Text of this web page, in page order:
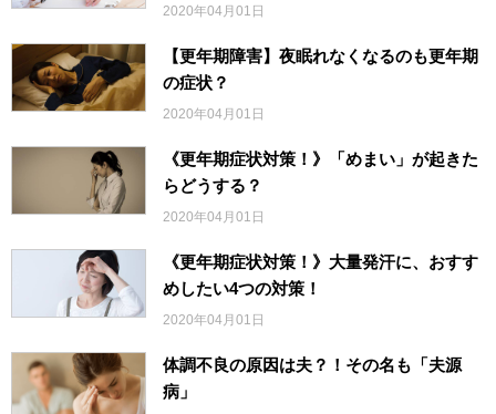
2020年04月01日
【更年期障害】夜眠れなくなるのも更年期
の症状？
2020年04月01日
《更年期症状対策！》「めまい」が起きた
らどうする？
2020年04月01日
《更年期症状対策！》大量発汗に、おすす
めしたい4つの対策！
2020年04月01日
体調不良の原因は夫？！その名も「夫源
病」